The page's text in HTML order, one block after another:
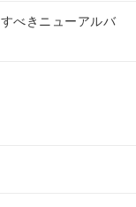
べきニューアルバ